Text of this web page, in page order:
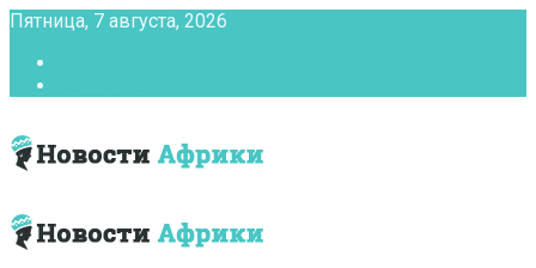
Пятница, 7 августа, 2026